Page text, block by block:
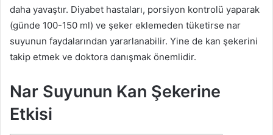
daha yavaştır. Diyabet hastaları, porsiyon kontrolü yaparak
(günde 100-150 ml) ve şeker eklemeden tüketirse nar
suyunun faydalarından yararlanabilir. Yine de kan şekerini
takip etmek ve doktora danışmak önemlidir.
Nar Suyunun Kan Şekerine
Etkisi